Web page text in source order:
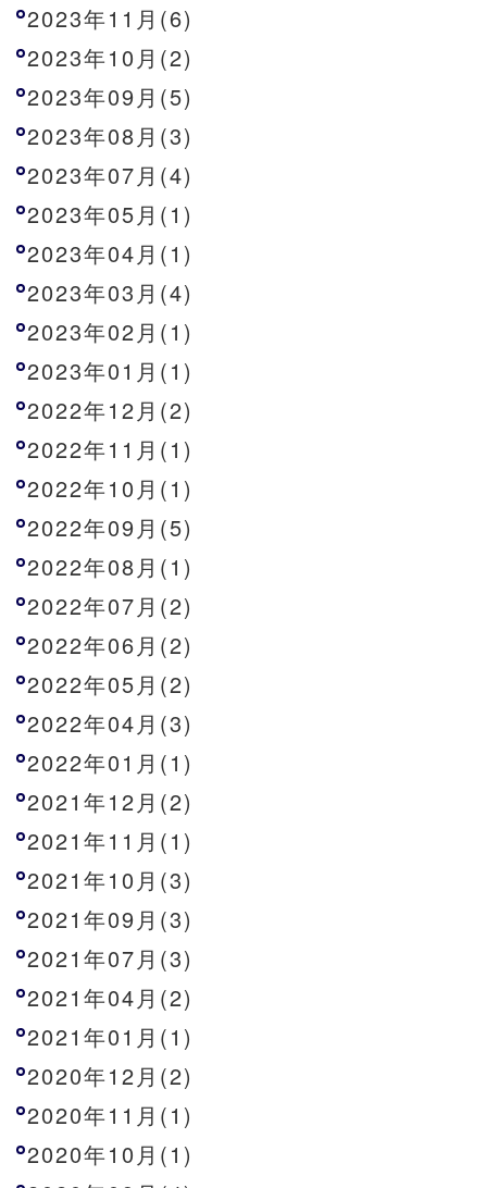
2023年11月(6)
2023年10月(2)
2023年09月(5)
2023年08月(3)
2023年07月(4)
2023年05月(1)
2023年04月(1)
2023年03月(4)
2023年02月(1)
2023年01月(1)
2022年12月(2)
2022年11月(1)
2022年10月(1)
2022年09月(5)
2022年08月(1)
2022年07月(2)
2022年06月(2)
2022年05月(2)
2022年04月(3)
2022年01月(1)
2021年12月(2)
2021年11月(1)
2021年10月(3)
2021年09月(3)
2021年07月(3)
2021年04月(2)
2021年01月(1)
2020年12月(2)
2020年11月(1)
2020年10月(1)